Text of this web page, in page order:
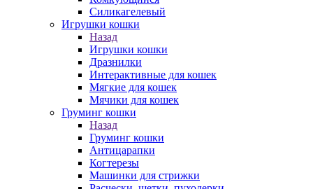
Силикагелевый
Игрушки кошки
Назад
Игрушки кошки
Дразнилки
Интерактивные для кошек
Мягкие для кошек
Мячики для кошек
Груминг кошки
Назад
Груминг кошки
Антицарапки
Когтерезы
Машинки для стрижки